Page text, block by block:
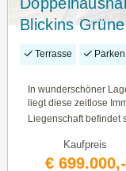
Blickins
Außenanlage
Terrasse Parken
In wunderschöner
liegt diese zeitlose
Liegenschaft befindet
Kaufpreis
€ 699.000,-